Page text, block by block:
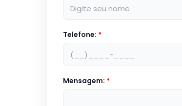
Telefone: *
Mensagem: *